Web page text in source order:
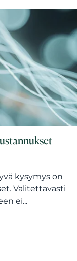
kysymys on
Valitettavasti
ei...